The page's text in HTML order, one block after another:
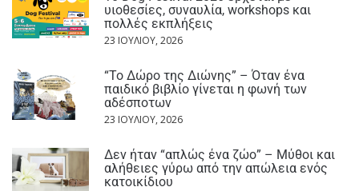
υιοθεσίες, συναυλία, workshops και
πολλές εκπλήξεις
23 ΙΟΥΛΊΟΥ, 2026
“Το Δώρο της Διώνης” – Όταν ένα
παιδικό βιβλίο γίνεται η φωνή των
αδέσποτων
23 ΙΟΥΛΊΟΥ, 2026
Δεν ήταν “απλώς ένα ζώο” – Μύθοι και
αλήθειες γύρω από την απώλεια ενός
κατοικίδιου